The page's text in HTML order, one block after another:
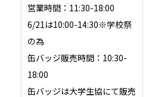
営業時間：11:30-18:00
6/21は10:00-14:30※学校祭
の為
缶バッジ販売時間：10:30-
18:00
缶バッジは大学生協にて販売